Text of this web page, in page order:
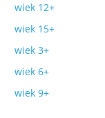
wiek 12+
wiek 15+
wiek 3+
wiek 6+
wiek 9+